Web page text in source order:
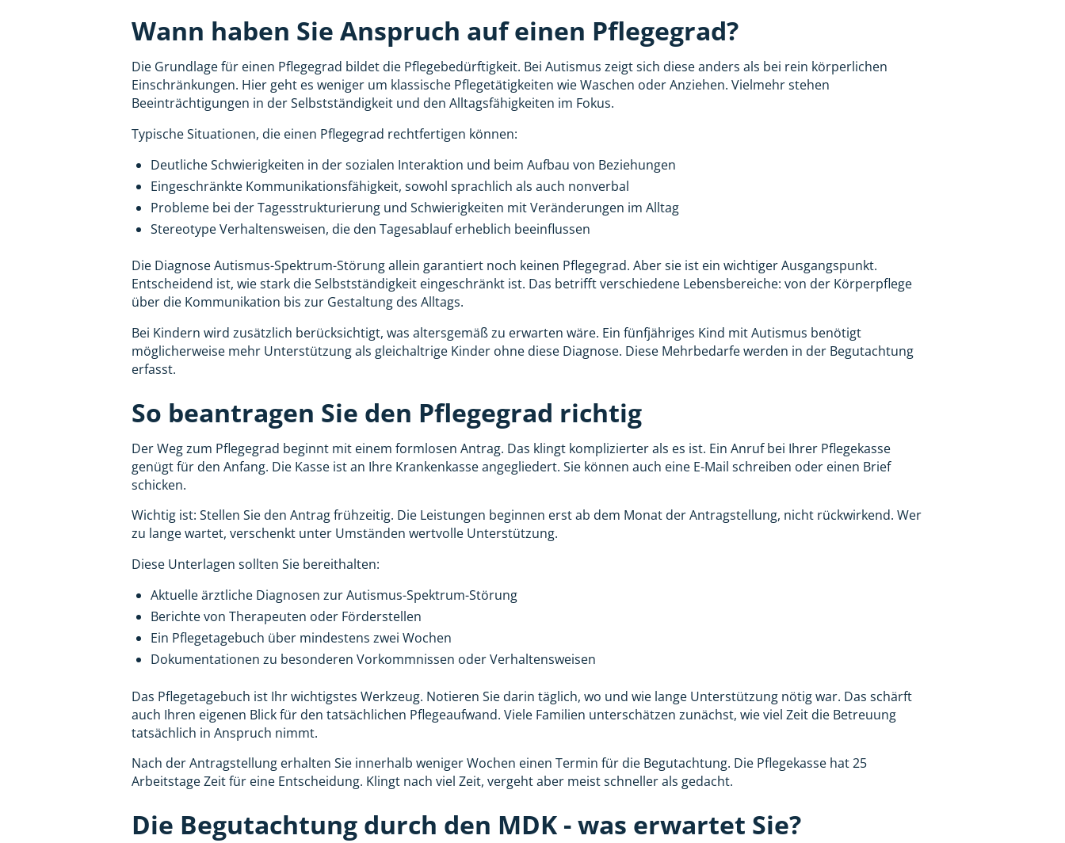
Wann haben Sie Anspruch auf einen Pflegegrad?
Die Grundlage für einen Pflegegrad bildet die Pflegebedürftigkeit. Bei Autismus zeigt sich diese anders als bei rein körperlichen
Einschränkungen. Hier geht es weniger um klassische Pflegetätigkeiten wie Waschen oder Anziehen. Vielmehr stehen
Beeinträchtigungen in der Selbstständigkeit und den Alltagsfähigkeiten im Fokus.
Typische Situationen, die einen Pflegegrad rechtfertigen können:
Deutliche Schwierigkeiten in der sozialen Interaktion und beim Aufbau von Beziehungen
Eingeschränkte Kommunikationsfähigkeit, sowohl sprachlich als auch nonverbal
Probleme bei der Tagesstrukturierung und Schwierigkeiten mit Veränderungen im Alltag
Stereotype Verhaltensweisen, die den Tagesablauf erheblich beeinflussen
Die Diagnose Autismus-Spektrum-Störung allein garantiert noch keinen Pflegegrad. Aber sie ist ein wichtiger Ausgangspunkt.
Entscheidend ist, wie stark die Selbstständigkeit eingeschränkt ist. Das betrifft verschiedene Lebensbereiche: von der Körperpflege
über die Kommunikation bis zur Gestaltung des Alltags.
Bei Kindern wird zusätzlich berücksichtigt, was altersgemäß zu erwarten wäre. Ein fünfjähriges Kind mit Autismus benötigt
möglicherweise mehr Unterstützung als gleichaltrige Kinder ohne diese Diagnose. Diese Mehrbedarfe werden in der Begutachtung
erfasst.
So beantragen Sie den Pflegegrad richtig
Der Weg zum Pflegegrad beginnt mit einem formlosen Antrag. Das klingt komplizierter als es ist. Ein Anruf bei Ihrer Pflegekasse
genügt für den Anfang. Die Kasse ist an Ihre Krankenkasse angegliedert. Sie können auch eine E-Mail schreiben oder einen Brief
schicken.
Wichtig ist: Stellen Sie den Antrag frühzeitig. Die Leistungen beginnen erst ab dem Monat der Antragstellung, nicht rückwirkend. Wer
zu lange wartet, verschenkt unter Umständen wertvolle Unterstützung.
Diese Unterlagen sollten Sie bereithalten:
Aktuelle ärztliche Diagnosen zur Autismus-Spektrum-Störung
Berichte von Therapeuten oder Förderstellen
Ein Pflegetagebuch über mindestens zwei Wochen
Dokumentationen zu besonderen Vorkommnissen oder Verhaltensweisen
Das Pflegetagebuch ist Ihr wichtigstes Werkzeug. Notieren Sie darin täglich, wo und wie lange Unterstützung nötig war. Das schärft
auch Ihren eigenen Blick für den tatsächlichen Pflegeaufwand. Viele Familien unterschätzen zunächst, wie viel Zeit die Betreuung
tatsächlich in Anspruch nimmt.
Nach der Antragstellung erhalten Sie innerhalb weniger Wochen einen Termin für die Begutachtung. Die Pflegekasse hat 25
Arbeitstage Zeit für eine Entscheidung. Klingt nach viel Zeit, vergeht aber meist schneller als gedacht.
Die Begutachtung durch den MDK - was erwartet Sie?